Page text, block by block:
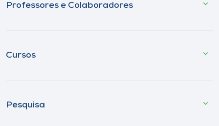
Professores e Colaboradores
Cursos
Pesquisa